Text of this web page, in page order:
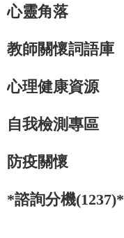
心靈角落
教師關懷詞語庫
心理健康資源
自我檢測專區
防疫關懷
*諮詢分機(1237)*